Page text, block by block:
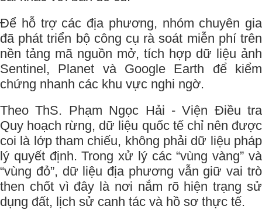
Để hỗ trợ các địa phương, nhóm chuyên gia
đã phát triển bộ công cụ rà soát miễn phí trên
nền tảng mã nguồn mở, tích hợp dữ liệu ảnh
Sentinel, Planet và Google Earth để kiểm
chứng nhanh các khu vực nghi ngờ.
Theo ThS. Phạm Ngọc Hải - Viện Điều tra
Quy hoạch rừng, dữ liệu quốc tế chỉ nên được
coi là lớp tham chiếu, không phải dữ liệu pháp
lý quyết định. Trong xử lý các “vùng vàng” và
“vùng đỏ”, dữ liệu địa phương vẫn giữ vai trò
then chốt vì đây là nơi nắm rõ hiện trạng sử
dụng đất, lịch sử canh tác và hồ sơ thực tế.